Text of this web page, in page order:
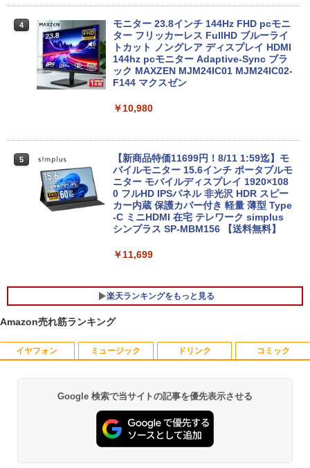
4
エントリーで最大10倍！｜【Win11正式
対応モデル】アウトレット 第8世代 Core
i5 ノートパソコン Win11対応 15.6型 大
画面中古PC 富士通 NEC DELL 新品SSD
搭載 メモリ最大32GB 新品SSD最大2TB
Office付き DVD内蔵/テンキー/WEBカメ
Lenovo ThinkPad X13 Gen1 Gen2 Ge
n3 モデル選択可能 [ Windows11 / Offic
e付き / SSD 256GB 512GB / メモリ 8G
B 16GB / 第10世代 第11世代 第12世代 I
ntel Core i5] 初期設定不要 Office 中古
ノートパソコン 中古パソコン 中古pc レ
内蔵 | フルHD | Win11Pro64Bit | ACアダ
プター付属
￥29,980
【送料無料】DT：DELL Optiplex 3080
トップPC &おまけ付き（中古USB式キー
ボートとマウス） 3ケ月保証
￥32,800
4
モニター 23.8インチ 144Hz FHD pcモニ
ター フリッカーレス FullHD ブルーライ
トカット ノングレア ディスプレイ HDMI
144hz pcモニター Adaptive-Sync ブラ
ック MAXZEN MJM24IC01 MJM24IC02-
F144 マクスゼン
￥10,980
5
【新商品特価11699円！8/11 1:59迄】モ
バイルモニター 15.6インチ ポータブルモ
ニター モバイルディスプレイ 1920×108
0 フルHD IPSパネル 非光沢 HDR スピー
カー内蔵 保護カバー付き 軽量 薄型 Type
-C ミニHDMI 在宅 テレワーク simplus
シンプラス SP-MBM156 【送料無料】
￥11,699
楽天ランキングをもっと見る
1
2027 近江兄弟社中学校・直前対策合格セ
と対策 / 参考書 自宅学習 送料無料 / 受験
専門サクセス
￥19,250
Amazon売れ筋ランキング
イヤフォン
Anker Soundcore P40i オフホワイト
￥5,990
ミュージック
BRUCE WAYNE feat. Flo Milli, ATL Jacob
[Explicit]
￥250
ドリンク
by Amazon 天然水 ラベルレス 500ml ×24本
富士山の天然水 バナジウム含有 水 ミネラル
ウォーター ペットボトル 静岡県産 500ミリリ
ットル (Smart Basic)
￥1,380
コミック
薬屋のひとりごと 17巻 (デジタル版ビッグガ
ンガンコミックス)
￥770
Google 検索で当サイトの記事を優先表示させる